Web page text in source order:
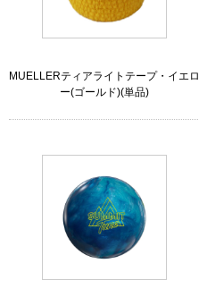
MUELLERティアライトテープ・イエロ
ー(ゴールド)(単品)